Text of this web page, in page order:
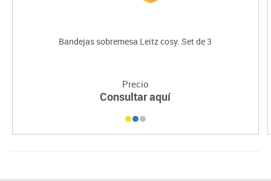
Bandejas sobremesa Leitz cosy. Set de 3
Precio
Consultar aquí